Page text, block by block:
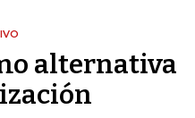
alternativa